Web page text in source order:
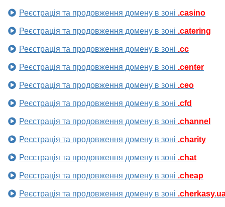
Реєстрація та продовження домену в зоні .casino
Реєстрація та продовження домену в зоні .catering
Реєстрація та продовження домену в зоні .cc
Реєстрація та продовження домену в зоні .center
Реєстрація та продовження домену в зоні .ceo
Реєстрація та продовження домену в зоні .cfd
Реєстрація та продовження домену в зоні .channel
Реєстрація та продовження домену в зоні .charity
Реєстрація та продовження домену в зоні .chat
Реєстрація та продовження домену в зоні .cheap
Реєстрація та продовження домену в зоні